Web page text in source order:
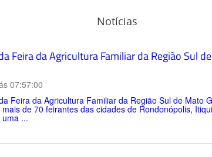
Notícias
Feira da Agricultura Familiar da Região Sul
07:57:00
Feira da Agricultura Familiar da Região Sul de Mato
de 70 feirantes das cidades de Rondonópolis,
...